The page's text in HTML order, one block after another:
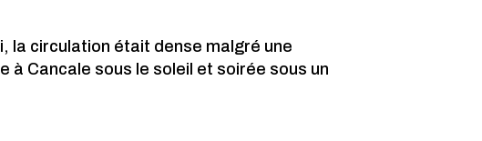
la circulation était dense malgré une
à Cancale sous le soleil et soirée sous un